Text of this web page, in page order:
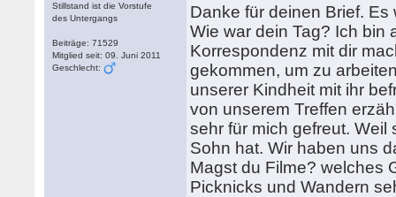
Stillstand ist die Vorstufe
des Untergangs
Beiträge: 71529
Mitglied seit: 09. Juni 2011
Geschlecht:
Danke für deinen Brief.
Wie war dein Tag? Ich bin
Korrespondenz mit dir
gekommen, um zu
unserer Kindheit mit ihr
von unserem Treffen
sehr für mich gefreut.
Sohn hat. Wir haben uns
Magst du Filme? welches
Picknicks und Wandern